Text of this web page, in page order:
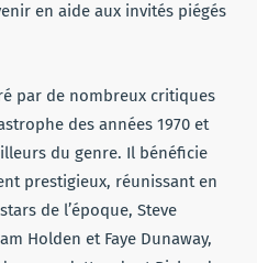
en aide aux invités piégés
par de nombreux critiques
des années 1970 et
du genre. Il bénéficie
prestigieux, réunissant en
de l’époque, Steve
Holden et Faye Dunaway,